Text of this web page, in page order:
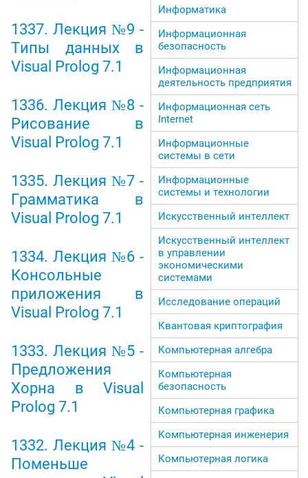
1337. Лекция №9 -
Типы данных в
Visual Prolog 7.1
1336. Лекция №8 -
Рисование в
Visual Prolog 7.1
1335. Лекция №7 -
Грамматика в
Visual Prolog 7.1
1334. Лекция №6 -
Консольные
приложения в
Visual Prolog 7.1
1333. Лекция №5 -
Предложения
Хорна в Visual
Prolog 7.1
1332. Лекция №4 -
Поменьше
Информатика
Информационная
безопасность
Информационная
деятельность предприятия
Информационная сеть
Internet
Информационные
системы в сети
Информационные
системы и технологии
Искусственный интеллект
Искусственный интеллект
в управлении
экономическими
системами
Исследование операций
Квантовая криптография
Компьютерная алгебра
Компьютерная
безопасность
Компьютерная графика
Компьютерная инженерия
Компьютерная логика